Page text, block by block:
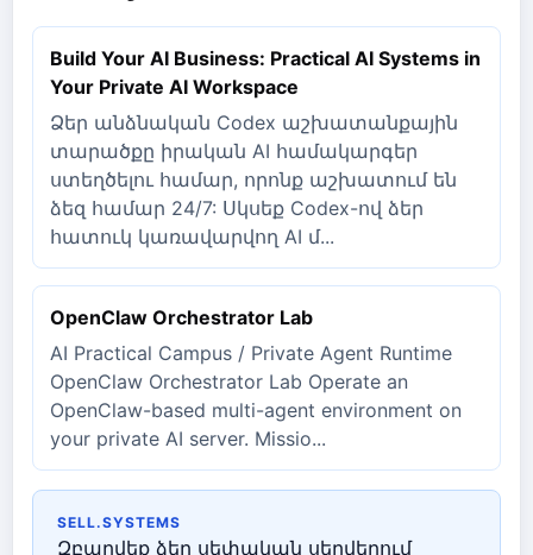
Build Your AI Business: Practical AI Systems in
Your Private AI Workspace
Ձեր անձնական Codex աշխատանքային
տարածքը իրական AI համակարգեր
ստեղծելու համար, որոնք աշխատում են
ձեզ համար 24/7: Սկսեք Codex-ով ձեր
հատուկ կառավարվող AI մ...
OpenClaw Orchestrator Lab
AI Practical Campus / Private Agent Runtime
OpenClaw Orchestrator Lab Operate an
OpenClaw-based multi-agent environment on
your private AI server. Missio...
SELL.SYSTEMS
Զբաղվեք ձեր սեփական սերվերում